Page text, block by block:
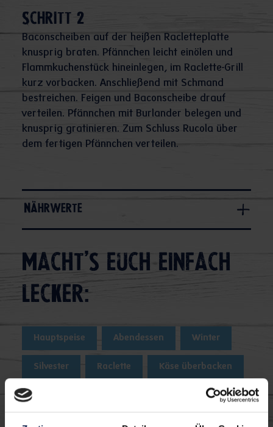
Schritt 2
Baconscheiben auf der heißen Racletteplatte
knusprig braten. Pfännchen leicht einölen und
Flammkuchenstück hineinlegen, im Raclette-Grill
kurz vorbacken. Anschließend mit Schmand
bestreichen. Feigen und Baconscheibe drauf
verteilen. Pfännchen mit Burlander belegen und
knusprig gratinieren. Zum Schluss Rucola über
dem fertigen Pfännchen verteilen.
Nährwerte
Macht's euch einfach
lecker:
Hauptspeise Abendessen Winter
Silvester Raclette Käse überbacken